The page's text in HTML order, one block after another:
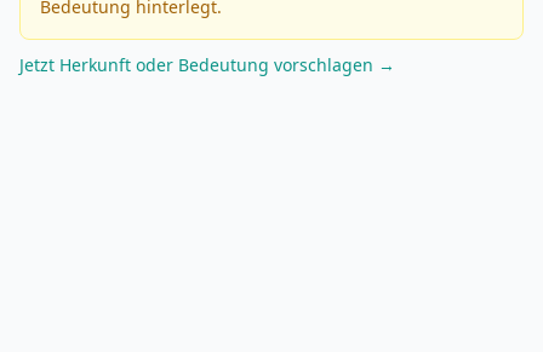
Bedeutung hinterlegt.
Jetzt Herkunft oder Bedeutung vorschlagen →